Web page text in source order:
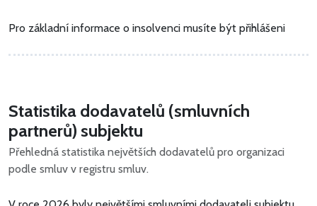
Pro základní informace o insolvenci musíte být přihlášeni
Statistika dodavatelů (smluvních
partnerů) subjektu
Přehledná statistika největších dodavatelů pro organizaci
podle smluv v registru smluv.